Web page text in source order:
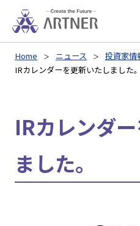
Home ニュース
投資家情
IRカレンダーを更新いたしました。
IRカレンダ
ました。